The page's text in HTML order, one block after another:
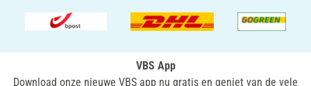
VBS App
Download onze nieuwe VBS app nu gratis en geniet van de vele